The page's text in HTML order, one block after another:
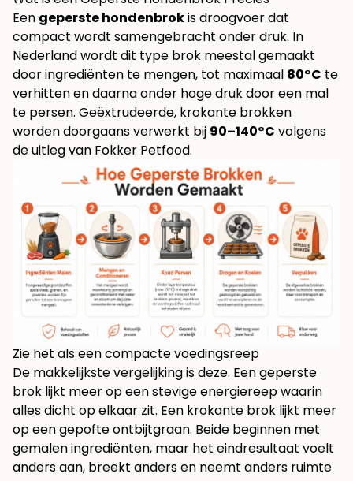
Een geperste hondenbrokis droogvoer dat
compact wordt samengebracht onder druk. In
Nederland wordt dit type brok meestal gemaakt
door ingrediënten te mengen, tot maximaal 80°C te
verhitten en daarna onder hoge druk door een mal
te persen. Geëxtrudeerde, krokante brokken
worden doorgaans verwerkt bij 90–140°C volgens
de uitleg van Fokker Petfood.
Zie het als een compacte voedingsreep
De makkelijkste vergelijking is deze. Een geperste
brok lijkt meer op een stevige energiereep waarin
alles dicht op elkaar zit. Een krokante brok lijkt meer
op een gepofte ontbijtgraan. Beide beginnen met
gemalen ingrediënten, maar het eindresultaat voelt
anders aan, breekt anders en neemt anders ruimte